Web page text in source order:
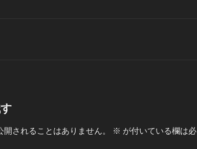
開されることはありません。 ※ が付いている欄は必